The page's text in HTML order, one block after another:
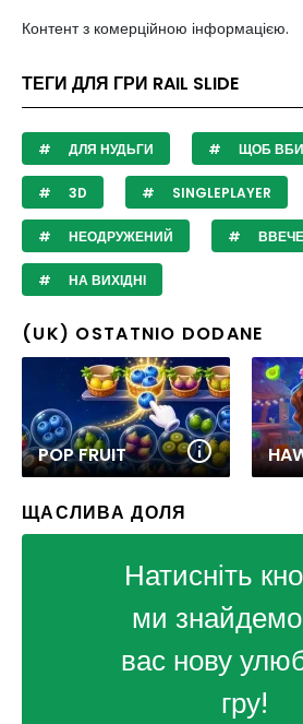
Контент з комерційною інформацією.
ТЕГИ ДЛЯ ГРИ RAIL SLIDE
ДЛЯ НУДЬГИ ЩОБ
3D SINGLEPLAYER
НЕОДРУЖЕНИЙ
НА ВИХІДНІ
(UK) OSTATNIO DODANE
POP FRUIT
ЩАСЛИВА ДОЛЯ
Натисніть
ми
вас нову
гру!